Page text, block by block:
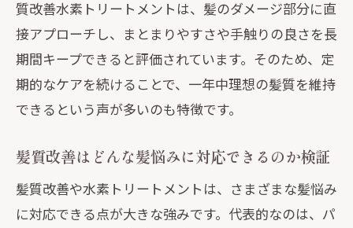
説
髪質改善で色落ちやパサつき対策を徹底
髪質改善の持続性を高める日々のケア方
法
髪質改善と持続性に着目したヘアケア術
髪質改善の効果を長持ちさせるヘアケア
髪質改善水素トリートメントの持続期間
質改善水素トリートメントは、髪のダメージ部分に直
接アプローチし、まとまりやすさや手触りの良さを長
期間キープできると評価されています。そのため、定
期的なケアを続けることで、一年中理想の髪質を維持
できるという声が多いのも特徴です。
髪質改善はどんな髪悩みに対応できるのか検証
髪質改善や水素トリートメントは、さまざまな髪悩み
に対応できる点が大きな強みです。代表的なのは、パ